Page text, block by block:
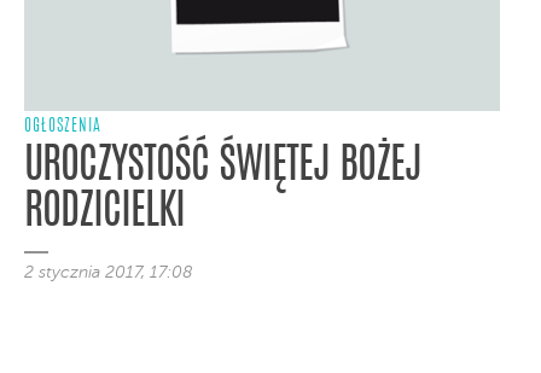
OGŁOSZENIA
UROCZYSTOŚĆ ŚWIĘTEJ BOŻEJ
RODZICIELKI
2 stycznia 2017, 17:08